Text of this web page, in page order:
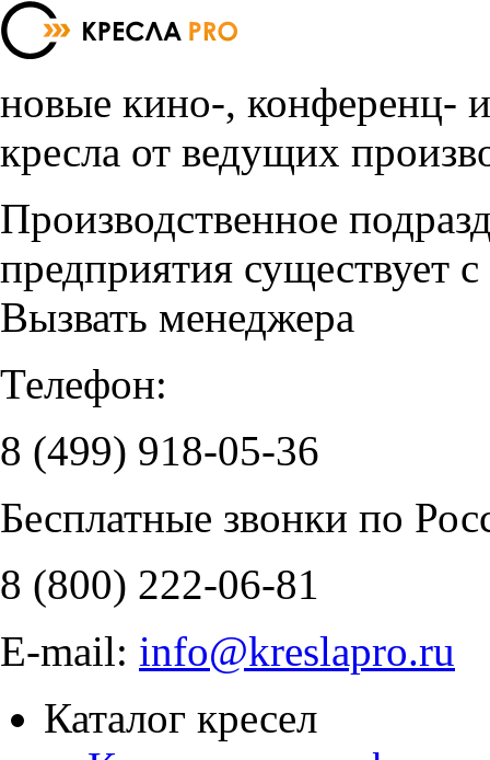
новые кино-, конференц-
кресла от ведущих
Производственное
предприятия существует
Вызвать менеджера
Телефон:
8 (499) 918-05-36
Бесплатные звонки по
8 (800) 222-06-81
E-mail: info@kreslapro.ru
Каталог кресел